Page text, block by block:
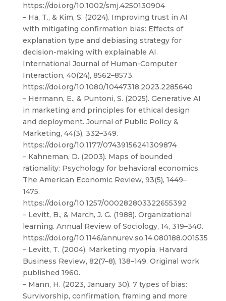
https://doi.org/10.1002/smj.4250130904
– Ha, T., & Kim, S. (2024). Improving trust in AI
with mitigating confirmation bias: Effects of
explanation type and debiasing strategy for
decision-making with explainable AI.
International Journal of Human-Computer
Interaction, 40(24), 8562–8573.
https://doi.org/10.1080/10447318.2023.2285640
– Hermann, E., & Puntoni, S. (2025). Generative AI
in marketing and principles for ethical design
and deployment. Journal of Public Policy &
Marketing, 44(3), 332–349.
https://doi.org/10.1177/07439156241309874
– Kahneman, D. (2003). Maps of bounded
rationality: Psychology for behavioral economics.
The American Economic Review, 93(5), 1449–
1475.
https://doi.org/10.1257/000282803322655392
– Levitt, B., & March, J. G. (1988). Organizational
learning. Annual Review of Sociology, 14, 319–340.
https://doi.org/10.1146/annurev.so.14.080188.001535
– Levitt, T. (2004). Marketing myopia. Harvard
Business Review, 82(7–8), 138–149. Original work
published 1960.
– Mann, H. (2023, January 30). 7 types of bias:
Survivorship, confirmation, framing and more